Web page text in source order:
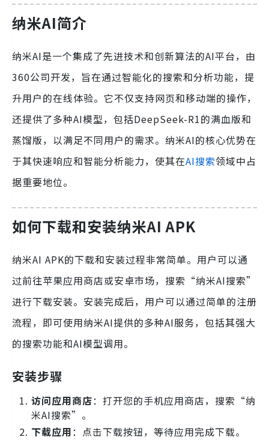
纳米AI简介
纳米AI是一个集成了先进技术和创新算法的AI平台，由
360公司开发，旨在通过智能化的搜索和分析功能，提
升用户的在线体验。它不仅支持网页和移动端的操作，
还提供了多种AI模型，包括DeepSeek-R1的满血版和
蒸馏版，以满足不同用户的需求。纳米AI的核心优势在
于其快速响应和智能分析能力，使其在AI搜索领域中占
据重要地位。
如何下载和安装纳米AI APK
纳米AI APK的下载和安装过程非常简单。用户可以通
过前往苹果应用商店或安卓市场，搜索“纳米AI搜索”
进行下载安装。安装完成后，用户可以通过简单的注册
流程，即可使用纳米AI提供的多种AI服务，包括其强大
的搜索功能和AI模型调用。
安装步骤
访问应用商店：打开您的手机应用商店，搜索“纳
米AI搜索”。
下载应用：点击下载按钮，等待应用完成下载。